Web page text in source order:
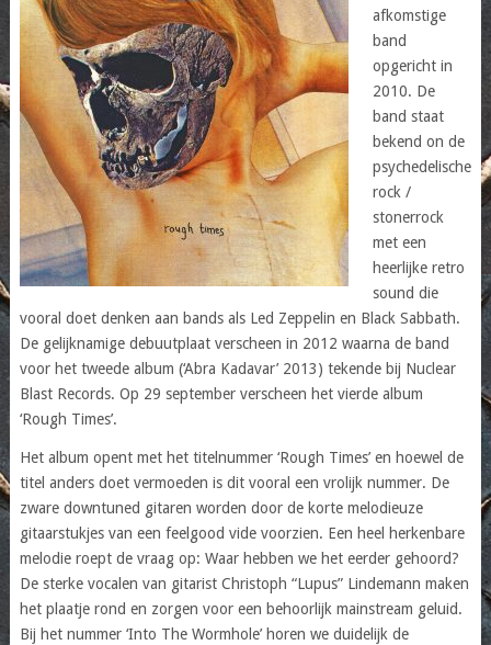
afkomstige
band
opgericht in
2010. De
band staat
bekend on de
psychedelische
rock /
stonerrock
met een
heerlijke retro
sound die
vooral doet denken aan bands als Led Zeppelin en Black Sabbath.
De gelijknamige debuutplaat verscheen in 2012 waarna de band
voor het tweede album (‘Abra Kadavar’ 2013) tekende bij Nuclear
Blast Records. Op 29 september verscheen het vierde album
‘Rough Times’.
Het album opent met het titelnummer ‘Rough Times’ en hoewel de
titel anders doet vermoeden is dit vooral een vrolijk nummer. De
zware downtuned gitaren worden door de korte melodieuze
gitaarstukjes van een feelgood vide voorzien. Een heel herkenbare
melodie roept de vraag op: Waar hebben we het eerder gehoord?
De sterke vocalen van gitarist Christoph “Lupus” Lindemann maken
het plaatje rond en zorgen voor een behoorlijk mainstream geluid.
Bij het nummer ‘Into The Wormhole’ horen we duidelijk de